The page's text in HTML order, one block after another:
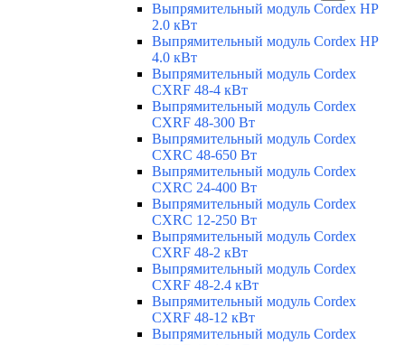
Выпрямительный модуль Cordex HP
2.0 кВт
Выпрямительный модуль Cordex HP
4.0 кВт
Выпрямительный модуль Cordex
CXRF 48-4 кВт
Выпрямительный модуль Cordex
CXRF 48-300 Вт
Выпрямительный модуль Cordex
CXRС 48-650 Вт
Выпрямительный модуль Cordex
CXRС 24-400 Вт
Выпрямительный модуль Cordex
CXRС 12-250 Вт
Выпрямительный модуль Cordex
CXRF 48-2 кВт
Выпрямительный модуль Cordex
CXRF 48-2.4 кВт
Выпрямительный модуль Cordex
CXRF 48-12 кВт
Выпрямительный модуль Cordex